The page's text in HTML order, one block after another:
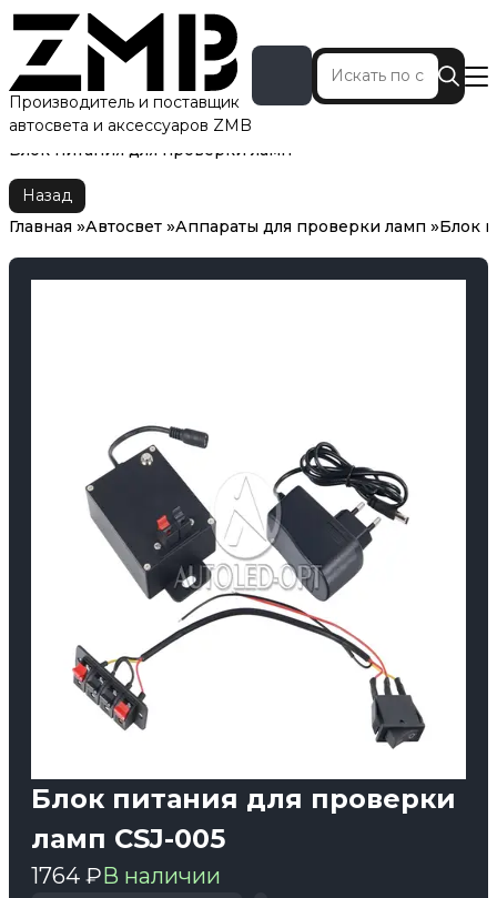
Производитель и поставщик
автосвета и аксессуаров ZMB
Главная Автосвет
Аппараты для проверки ламп
Блок питания для проверки ламп
Назад
Главная
Автосвет Аппараты для проверки ламп Блок
Блок питания для проверки
ламп CSJ-005
1764 ₽В наличии